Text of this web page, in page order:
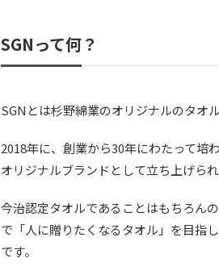
SGNって何？
SGNとは杉野綿業のオリジナルのタオ
2018年に、創業から30年にわたって培
オリジナルブランドとして立ち上げられ
今治認定タオルであることはもちろん
で「人に贈りたくなるタオル」を目指
です。